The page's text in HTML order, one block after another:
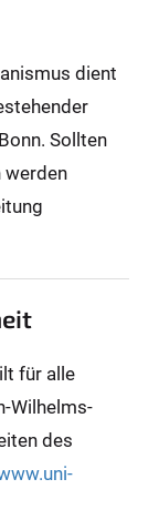
dient
Sollten
werden
für alle
Wilhelms-
des